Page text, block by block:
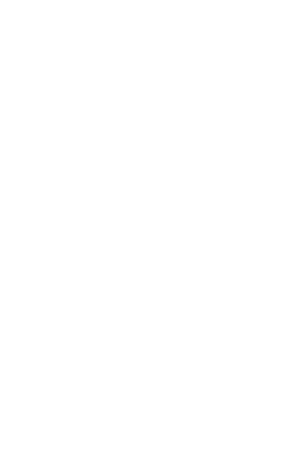
底漆涂层，经过严格测试，在盐雾环境中表现优异，
筑信息模型技术，可实现1:1预制下料，使安装效率
仓储货架，C型钢在追求轻量化与高周转效率的工程
工艺、规格尺寸、表面处理要求以及市场供需等多重